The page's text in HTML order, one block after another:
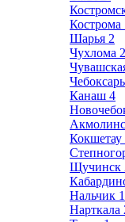
Кострома
Шарья 2
Чухлома 2
Канаш 4
Кокшетау
Щучинск
Нальчик
Нарткала